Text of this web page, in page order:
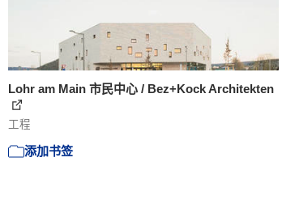
Lohr am Main 市民中心 / Bez+Kock Architekten
工程
添加书签